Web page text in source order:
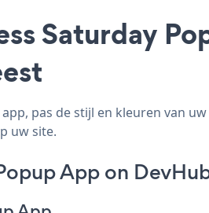
Saturday
pas de stijl en kleuren van
uw site.
App on